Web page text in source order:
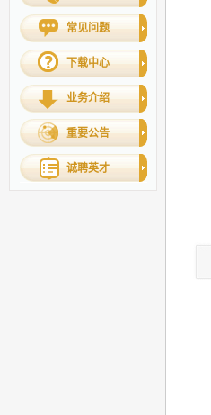
常见问题
下载中心
业务介绍
重要公告
诚聘英才